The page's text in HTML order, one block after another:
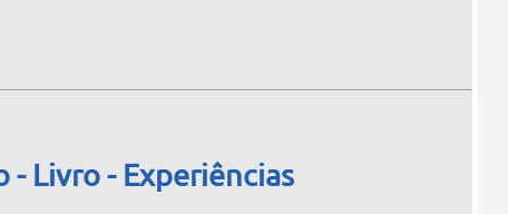
- Livro - Experiências